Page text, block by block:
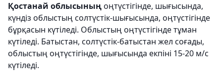
Қостанай облысыныңоңтүстігінде, шығысында,
күндіз облыстың солтүстік-шығысында, оңтүстігінде
бұрқасын күтіледі. Облыстың оңтүстігінде тұман
күтіледі. Батыстан, солтүстік-батыстан жел соғады,
облыстың оңтүстігінде, шығысында екпіні 15-20 м/с
күтіледі.